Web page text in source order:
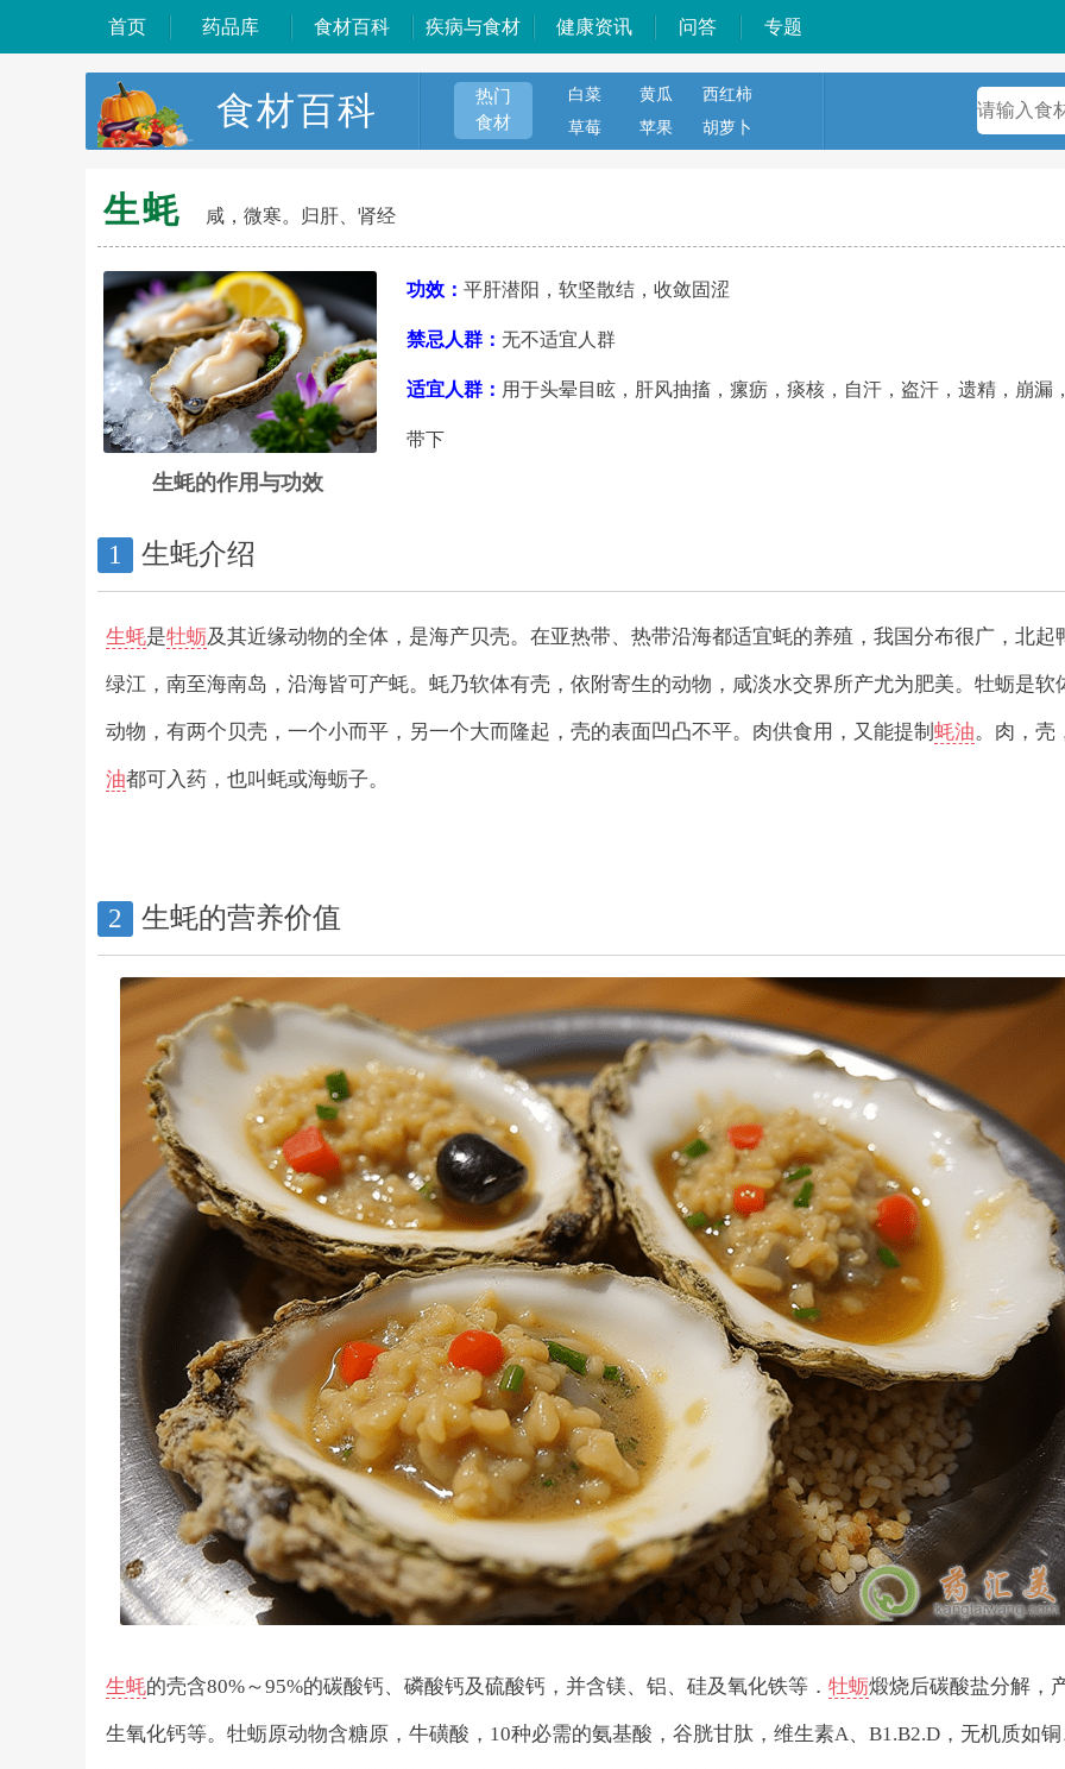
首页 药品库 食材百科 疾病与食材 健康资讯 问答 专题
食材百科
热门
食材
白菜 黄瓜
西红柿
草莓
苹果 胡萝卜
生蚝 咸，微寒。归肝、肾经
生蚝的作用与功效
功效： 平肝潜阳，软坚散结，收敛固涩
禁忌人群： 无不适宜人群
适宜人群： 用于头晕目眩，肝风抽搐，瘰疬，痰核，自汗，盗汗，遗精，崩漏，
带下
1 生蚝介绍
生蚝是牡蛎及其近缘动物的全体，是海产贝壳。在亚热带、热带沿海都适宜蚝的养殖，我国分布很广，北起
绿江，南至海南岛，沿海皆可产蚝。蚝乃软体有壳，依附寄生的动物，咸淡水交界所产尤为肥美。牡蛎是软
动物，有两个贝壳，一个小而平，另一个大而隆起，壳的表面凹凸不平。肉供食用，又能提制 蚝油。肉，壳
油都可入药，也叫蚝或海蛎子。
2 生蚝的营养价值
生蚝的壳含80%～95%的碳酸钙、磷酸钙及硫酸钙，并含镁、铝、硅及氧化铁等． 牡蛎煅烧后碳酸盐分解，
生氧化钙等。牡蛎原动物含糖原，牛磺酸，10种必需的氨基酸，谷胱甘肽，维生素A、B1.B2.D，无机质如铜